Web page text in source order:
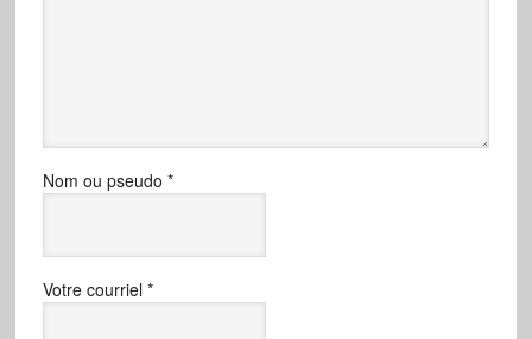
Nom ou pseudo *
Votre courriel *